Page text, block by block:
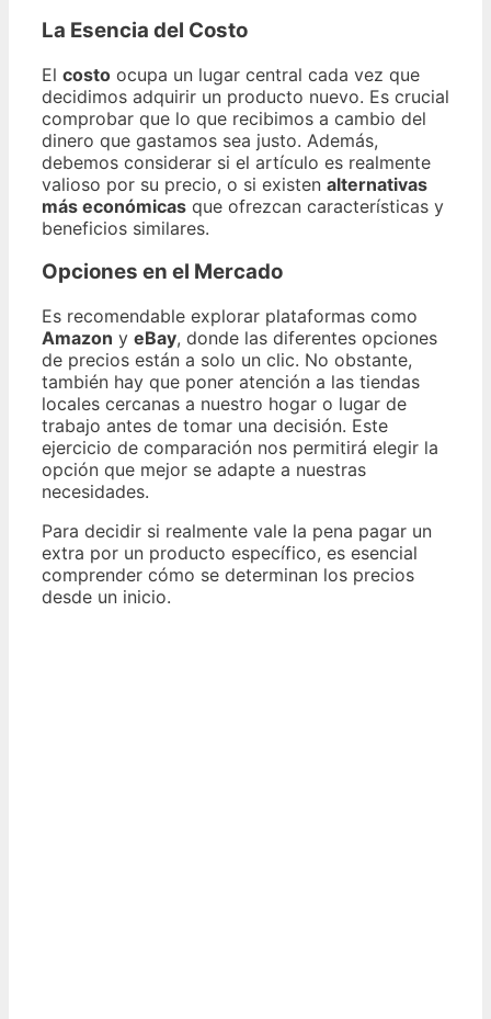
La Esencia del Costo
El costo ocupa un lugar central cada vez que
decidimos adquirir un producto nuevo. Es crucial
comprobar que lo que recibimos a cambio del
dinero que gastamos sea justo. Además,
debemos considerar si el artículo es realmente
valioso por su precio, o si existen alternativas
más económicas que ofrezcan características y
beneficios similares.
Opciones en el Mercado
Es recomendable explorar plataformas como
Amazon y eBay, donde las diferentes opciones
de precios están a solo un clic. No obstante,
también hay que poner atención a las tiendas
locales cercanas a nuestro hogar o lugar de
trabajo antes de tomar una decisión. Este
ejercicio de comparación nos permitirá elegir la
opción que mejor se adapte a nuestras
necesidades.
Para decidir si realmente vale la pena pagar un
extra por un producto específico, es esencial
comprender cómo se determinan los precios
desde un inicio.